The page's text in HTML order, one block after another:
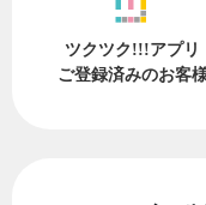
ツクツク!!!アプリ
ご登録済みのお客